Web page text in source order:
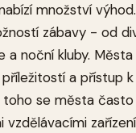
množství
zábavy - od
a noční kluby.
a přístup
toho se města
vzdělávacími